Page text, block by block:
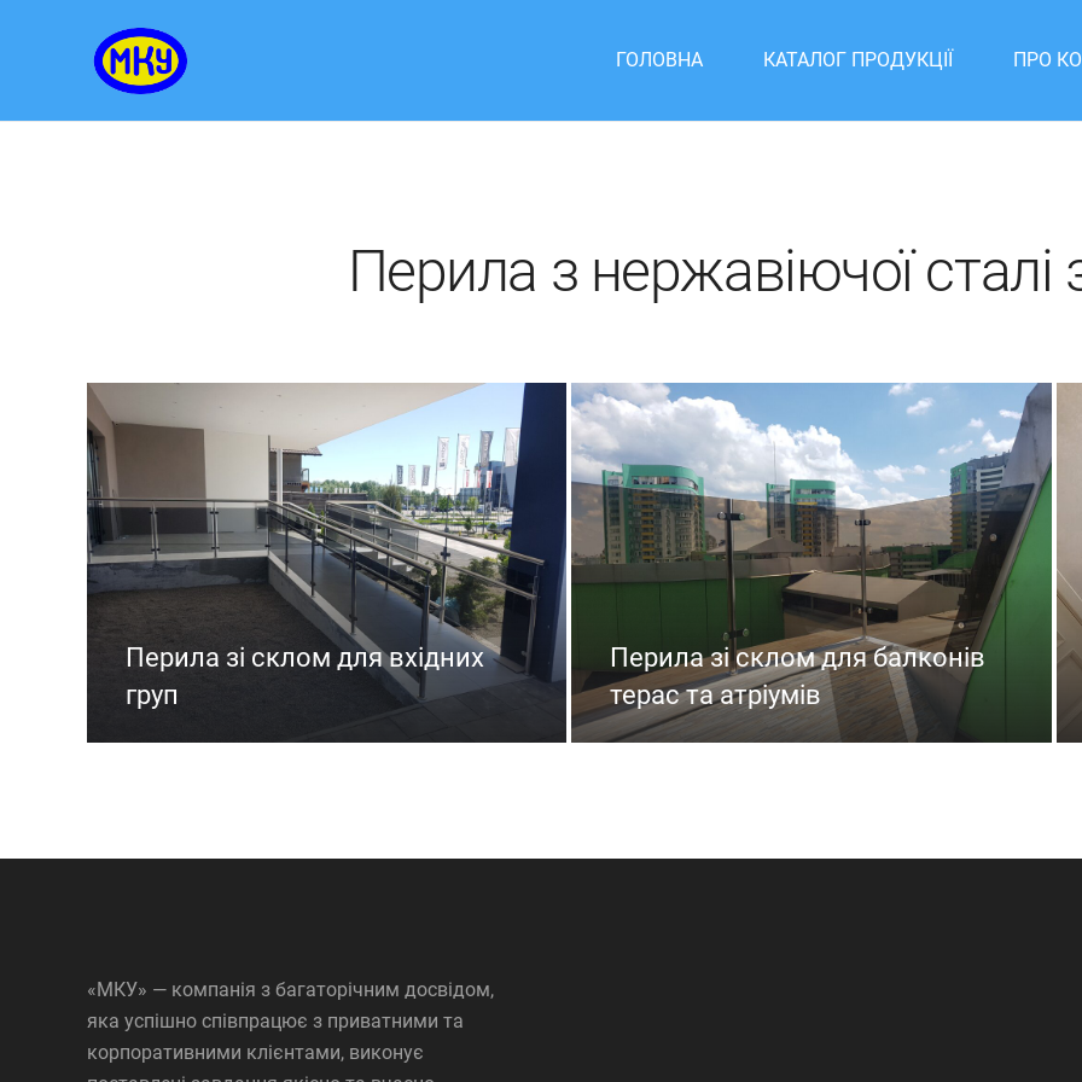
ГОЛОВНА КАТАЛОГ ПРОДУКЦІЇ ПРО
Перила з нержавіючої сталі
Перила зі склом для вхідних
груп
Перила зі склом для балконів
терас та атріумів
«МКУ» — компанія з багаторічним досвідом,
яка успішно співпрацює з приватними та
корпоративними клієнтами, виконує